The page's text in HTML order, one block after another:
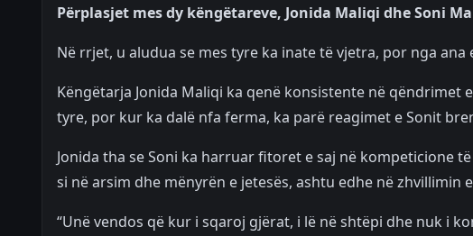
Përplasjet mes dy këngëtareve, Jonida Maliqi dhe Soni
Në rrjet, u aludua se mes tyre ka inate të vjetra, por nga ana
Këngëtarja Jonida Maliqi ka qenë konsistente në qëndrimet
tyre, por kur ka dalë nfa ferma, ka parë reagimet e Sonit
Jonida tha se Soni ka harruar fitoret e saj në kompeticione
si në arsim dhe mënyrën e jetesës, ashtu edhe në zhvillimin
“Unë vendos që kur i sqaroj gjërat, i lë në shtëpi dhe nuk i